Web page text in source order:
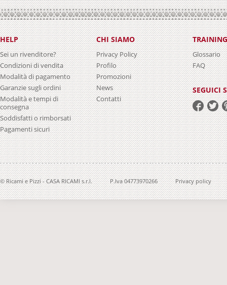
HELP
Sei un rivenditore?
Condizioni di vendita
Modalità di pagamento
Garanzie sugli ordini
Modalità e tempi di
consegna
Soddisfatti o rimborsati
Pagamenti sicuri
CHI SIAMO
Privacy Policy
Profilo
Promozioni
News
Contatti
TRAINING
Glossario
FAQ
SEGUICI
© Ricami e Pizzi - CASA RICAMI s.r.l. P.Iva 04773970266 Privacy policy